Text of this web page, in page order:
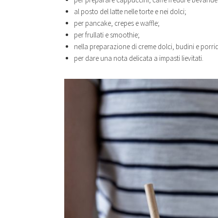
al posto del latte nelle torte e nei dolci;
per pancake, crepes e waffle;
per frullati e smoothie;
nella preparazione di creme dolci, budini e
per dare una nota delicata a impasti lievitati.